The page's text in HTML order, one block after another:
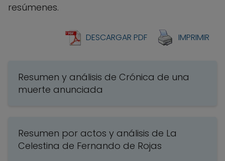
resúmenes.
DESCARGAR PDF IMPRIMIR
Resumen y análisis de Crónica de una
muerte anunciada
Resumen por actos y análisis de La
Celestina de Fernando de Rojas